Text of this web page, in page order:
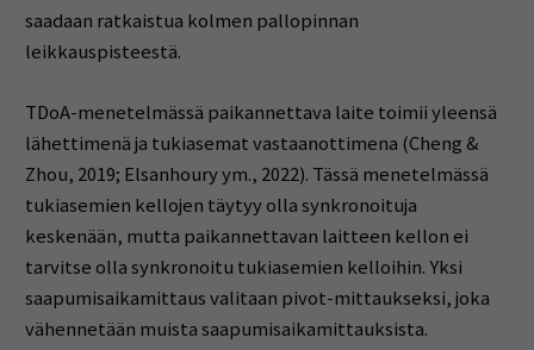
saadaan ratkaistua kolmen pallopinnan
leikkauspisteestä.
TDoA-menetelmässä paikannettava laite toimii yleensä
lähettimenä ja tukiasemat vastaanottimena (Cheng &
Zhou, 2019; Elsanhoury ym., 2022). Tässä menetelmässä
tukiasemien kellojen täytyy olla synkronoituja
keskenään, mutta paikannettavan laitteen kellon ei
tarvitse olla synkronoitu tukiasemien kelloihin. Yksi
saapumisaikamittaus valitaan pivot-mittaukseksi, joka
vähennetään muista saapumisaikamittauksista.